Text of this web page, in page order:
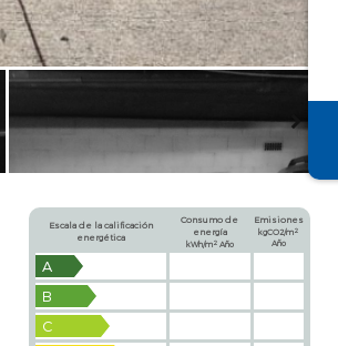
Escala de la calificación
energética
Consumo de
energía
kWh/m2Año
Emisiones
kgCO2/m2
Año
A
B
C